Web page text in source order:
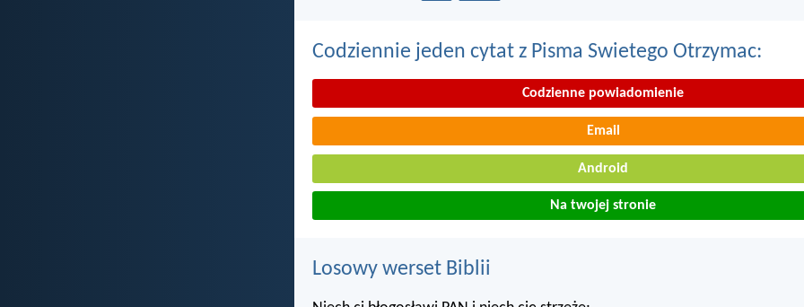
Codziennie jeden cytat z Pisma Swietego Otrzymac:
Codzienne powiadomienie
Email
Android
Na twojej stronie
Losowy werset Biblii